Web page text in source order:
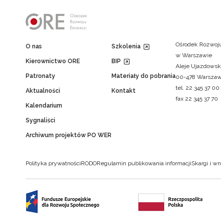
O nas
Kierownictwo ORE
Patronaty
Aktualności
Kalendarium
Sygnaliści
Archiwum projektów PO WER
Szkolenia
BIP
Materiały do pobrania
Kontakt
Ośrodek
w Warszawie
Aleje
00-478
tel. 22 345 37 00
fax 22 345 37 70
Polityka prywatnościRODORegulamin publikowania informacjiSkargi i